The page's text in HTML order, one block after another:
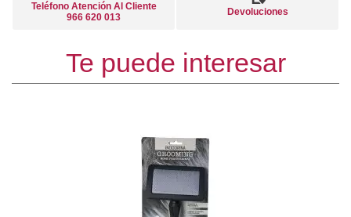
Teléfono Atención Al Cliente
966 620 013
Devoluciones
Te puede interesar